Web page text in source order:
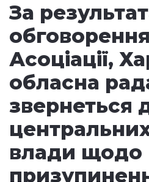
За
Асоціації,
обласна
звернеться
влади щодо